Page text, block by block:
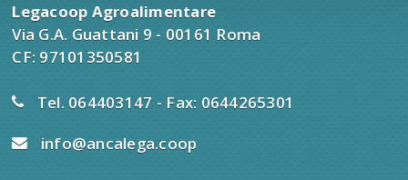
Legacoop Agroalimentare
Via G.A. Guattani 9 - 00161 Roma
CF: 97101350581
Tel. 064403147 - Fax: 0644265301
info@ancalega.coop